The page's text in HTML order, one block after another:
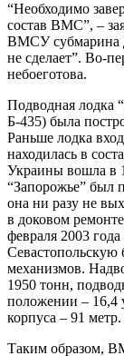
“Необходимо
состав ВМС”, –
ВМСУ субмарина
не сделает”. Во-
небоеготова.
Подводная лодка
Б-435) была
Раньше лодка
находилась в
Украины вошла в
“Запорожье” был
она ни разу не
в доковом
февраля 2003
Севастопольскую
механизмов.
1950 тонн,
положении – 16,4
корпуса – 91
Таким образом,